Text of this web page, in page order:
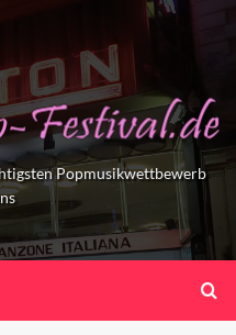
Popmusikwettbewerb